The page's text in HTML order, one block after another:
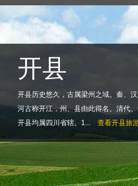
开县
开县历史悠久，古属梁州之域。秦、
河古称开江，州、县由此得名。清代
开县均属四川省辖。1...
查看开县旅